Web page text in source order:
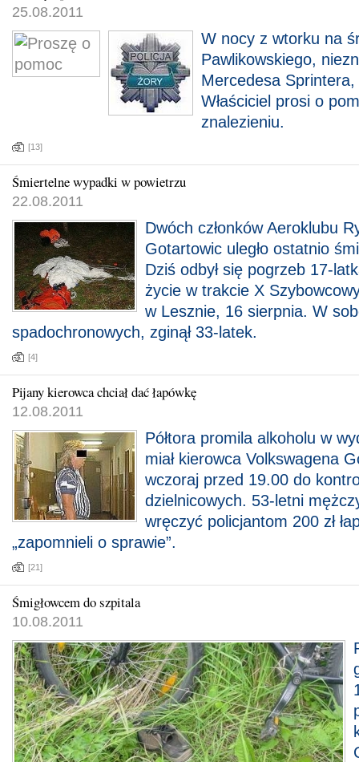
25.08.2011
W nocy z wtorku na
Pawlikowskiego,
Mercedesa
Właściciel prosi o
znalezieniu.
[13]
Śmiertelne wypadki w powietrzu
22.08.2011
Dwóch członków Aeroklubu
Gotartowic uległo ostatnio
Dziś odbył się pogrzeb 17-
życie w trakcie X
w Lesznie, 16 sierpnia. W
spadochronowych, zginął 33-latek.
[4]
Pijany kierowca chciał dać łapówkę
12.08.2011
Półtora promila alkoholu w
miał kierowca Volkswagena
wczoraj przed 19.00 do
dzielnicowych. 53-letni
wręczyć policjantom 200 zł
„zapomnieli o sprawie”.
[21]
Śmigłowcem do szpitala
10.08.2011